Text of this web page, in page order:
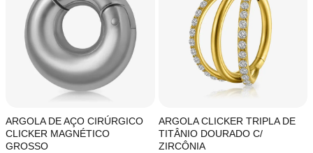
ARGOLA DE AÇO CIRÚRGICO
CLICKER MAGNÉTICO
GROSSO
ARGOLA CLICKER TRIPLA DE
TITÂNIO DOURADO C/
ZIRCÔNIA